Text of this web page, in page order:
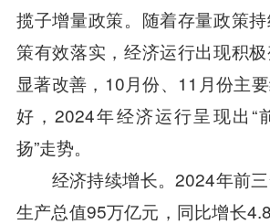
揽子增量政策。随着存量政策
策有效落实，经济运行出现积
显著改善，10月份、11月份主
好，2024年经济运行呈现出“
扬”走势。
经济持续增长。2024年前三
生产总值95万亿元，同比增长